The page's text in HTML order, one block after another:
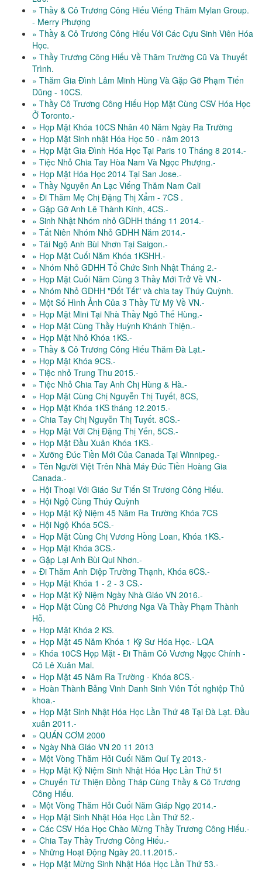
» Thầy & Cô Trương Công Hiếu Viếng Thăm Mylan Group.
- Merry Phượng
» Thầy & Cô Trương Công Hiếu Với Các Cựu Sinh Viên Hóa
Học.
» Thầy Trương Công Hiếu Về Thăm Trường Cũ Và Thuyết
Trình.
» Thăm Gia Đình Lâm Minh Hùng Và Gặp Gỡ Phạm Tiến
Dũng - 10CS.
» Thầy Cô Trương Công Hiếu Họp Mặt Cùng CSV Hóa Học
Ở Toronto.-
» Họp Mặt Khóa 10CS Nhân 40 Năm Ngày Ra Trường
» Họp Mặt Sinh nhật Hóa Học 50 - năm 2013
» Họp Mặt Gia Đình Hóa Học Tại Paris 10 Tháng 8 2014.-
» Tiệc Nhỏ Chia Tay Hòa Nam Và Ngọc Phượng.-
» Họp Mặt Hóa Học 2014 Tại San Jose.-
» Thầy Nguyễn An Lạc Viếng Thăm Nam Cali
» Đi Thăm Mẹ Chị Đặng Thị Xẩm - 7CS .
» Gặp Gỡ Anh Lê Thành Kính, 4CS.-
» Sinh Nhật Nhóm nhỏ GDHH tháng 11 2014.-
» Tất Niên Nhóm Nhỏ GDHH Năm 2014.-
» Tái Ngộ Anh Bùi Nhơn Tại Saigon.-
» Họp Mặt Cuối Năm Khóa 1KSHH.-
» Nhóm Nhỏ GDHH Tổ Chức Sinh Nhật Tháng 2.-
» Họp Mặt Cuối Năm Cùng 3 Thầy Mới Trở Về VN.-
» Nhóm Nhỏ GDHH "Đốt Tết" và chia tay Thúy Quỳnh.
» Một Số Hình Ảnh Của 3 Thầy Từ Mỹ Về VN.-
» Họp Mặt Mini Tại Nhà Thầy Ngô Thế Hùng.-
» Họp Mặt Cùng Thầy Huỳnh Khánh Thiện.-
» Họp Mặt Nhỏ Khóa 1KS.-
» Thầy & Cô Trương Công Hiếu Thăm Đà Lạt.-
» Họp Mặt Khóa 9CS.-
» Tiệc nhỏ Trung Thu 2015.-
» Tiệc Nhỏ Chia Tay Anh Chị Hùng & Hà.-
» Họp Mặt Cùng Chị Nguyễn Thị Tuyết, 8CS,
» Họp Mặt Khóa 1KS tháng 12.2015.-
» Chia Tay Chị Nguyễn Thị Tuyết. 8CS.-
» Họp Mặt Với Chị Đặng Thị Yến, 5CS.-
» Họp Mặt Đầu Xuân Khóa 1KS.-
» Xưỡng Đúc Tiền Mới Của Canada Tại Winnipeg.-
» Tên Người Việt Trên Nhà Máy Đúc Tiền Hoàng Gia
Canada.-
» Hội Thoại Với Giáo Sư Tiến Sĩ Trương Công Hiếu.
» Hội Ngộ Cùng Thúy Quỳnh
» Họp Mặt Kỷ Niệm 45 Năm Ra Trường Khóa 7CS
» Hội Ngộ Khóa 5CS.-
» Họp Mặt Cùng Chị Vương Hồng Loan, Khóa 1KS.-
» Họp Mặt Khóa 3CS.-
» Gặp Lại Anh Bùi Qui Nhơn.-
» Đi Thăm Anh Diệp Trường Thạnh, Khóa 6CS.-
» Họp Mặt Khóa 1 - 2 - 3 CS.-
» Họp Mặt Kỷ Niệm Ngày Nhà Giáo VN 2016.-
» Họp Mặt Cùng Cô Phương Nga Và Thầy Phạm Thành
Hỗ.
» Họp Mặt Khóa 2 KS.
» Họp Mặt 45 Năm Khóa 1 Kỹ Sư Hóa Học.- LQA
» Khóa 10CS Họp Mặt - Đi Thăm Cô Vương Ngọc Chính -
Cô Lê Xuân Mai.
» Họp Mặt 45 Năm Ra Trường - Khóa 8CS.-
» Hoàn Thành Bảng Vinh Danh Sinh Viên Tốt nghiệp Thủ
khoa.-
» Họp Mặt Sinh Nhật Hóa Học Lần Thứ 48 Tại Đà Lạt. Đầu
xuân 2011.-
» QUÁN CƠM 2000
» Ngày Nhà Giáo VN 20 11 2013
» Một Vòng Thăm Hỏi Cuối Năm Quí Tỵ 2013.-
» Họp Mặt Kỷ Niệm Sinh Nhật Hóa Học Lần Thứ 51
» Chuyến Từ Thiện Đồng Tháp Cùng Thầy & Cô Trương
Công Hiếu.
» Một Vòng Thăm Hỏi Cuối Năm Giáp Ngọ 2014.-
» Họp Mặt Sinh Nhật Hóa Học Lần Thứ 52.-
» Các CSV Hóa Học Chào Mừng Thầy Trương Công Hiếu.-
» Chia Tay Thầy Trương Công Hiếu.-
» Những Hoạt Động Ngày 20.11.2015.-
» Họp Mặt Mừng Sinh Nhật Hóa Học Lần Thứ 53.-